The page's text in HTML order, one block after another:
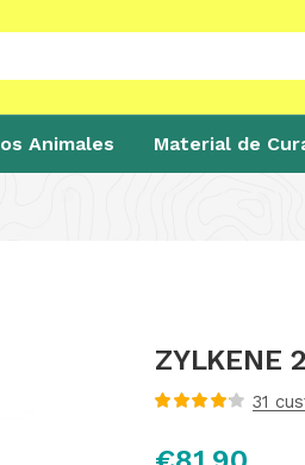
Animales Material de
ZYLKENE
5 en base
31